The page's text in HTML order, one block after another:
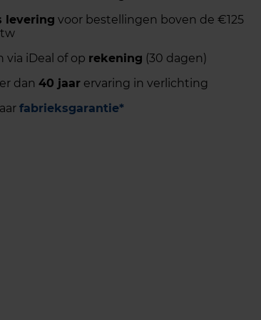
levering voor bestellingen boven de €125
via iDeal of op rekening (30 dagen)
dan 40 jaarervaring in verlichting
fabrieksgarantie*